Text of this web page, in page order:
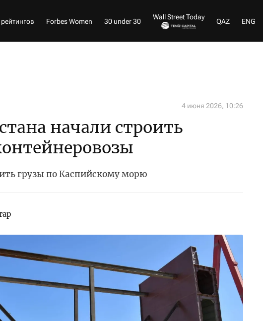
Forbes Women 30 under 30
Wall Street Today
QAZ ENG
4 июня 2026, 10:26
начали строить
грузы по Каспийскому морю